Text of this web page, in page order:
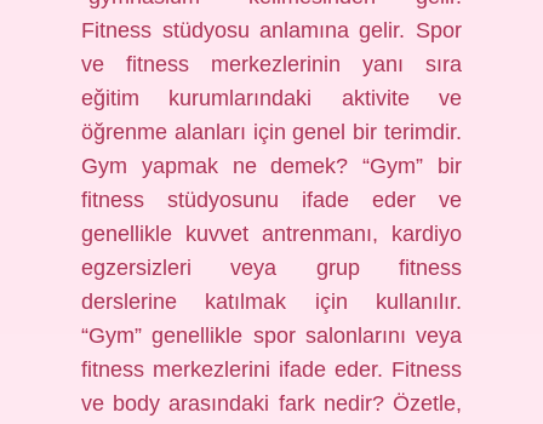
Fitness stüdyosu anlamına gelir. Spor
ve fitness merkezlerinin yanı sıra
eğitim kurumlarındaki aktivite ve
öğrenme alanları için genel bir terimdir.
Gym yapmak ne demek? “Gym” bir
fitness stüdyosunu ifade eder ve
genellikle kuvvet antrenmanı, kardiyo
egzersizleri veya grup fitness
derslerine katılmak için kullanılır.
“Gym” genellikle spor salonlarını veya
fitness merkezlerini ifade eder. Fitness
ve body arasındaki fark nedir? Özetle,